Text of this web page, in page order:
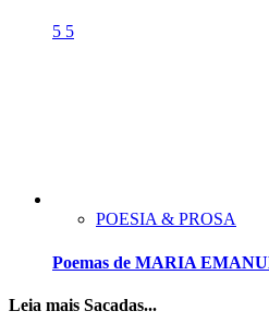
5 5
POESIA & PROSA
Poemas de MARIA
Leia mais Sacadas...